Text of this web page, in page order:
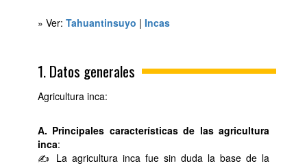
» Ver: Tahuantinsuyo | Incas
1. Datos generales
Agricultura inca:
A. Principales características de las agricultura
inca:
✍ La agricultura inca fue sin duda la base de la